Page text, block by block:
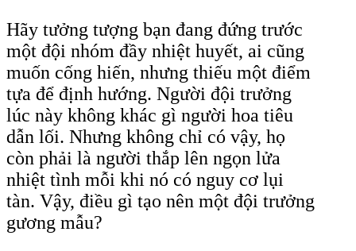
Hãy tưởng tượng bạn đang đứng trước
một đội nhóm đầy nhiệt huyết, ai cũng
muốn cống hiến, nhưng thiếu một điểm
tựa để định hướng. Người đội trưởng
lúc này không khác gì người hoa tiêu
dẫn lối. Nhưng không chỉ có vậy, họ
còn phải là người thắp lên ngọn lửa
nhiệt tình mỗi khi nó có nguy cơ lụi
tàn. Vậy, điều gì tạo nên một đội trưởng
gương mẫu?